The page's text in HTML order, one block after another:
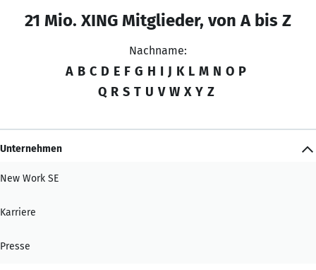
21 Mio. XING Mitglieder, von A bis Z
Nachname:
A B C D E F G H I J K L M N O P
Q R S T U V W X Y Z
Unternehmen
New Work SE
Karriere
Presse